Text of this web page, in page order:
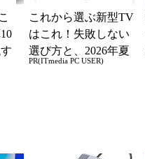
これから選ぶ新型TV
はこれ！失敗しない
選び方と、2026年夏
の一押しモデル
PR(ITmedia PC USER)